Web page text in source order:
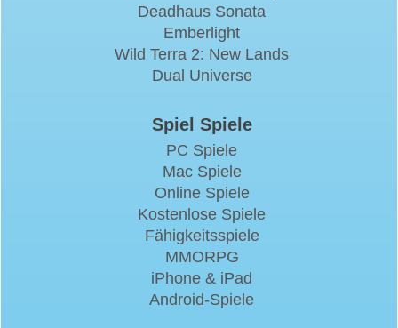
Deadhaus Sonata
Emberlight
Wild Terra 2: New Lands
Dual Universe
Spiel Spiele
PC Spiele
Mac Spiele
Online Spiele
Kostenlose Spiele
Fähigkeitsspiele
MMORPG
iPhone & iPad
Android-Spiele